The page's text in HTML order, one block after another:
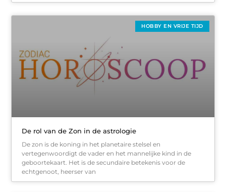
HOBBY EN VRIJE TIJD
De rol van de Zon in de astrologie
De zon is de koning in het planetaire stelsel en
vertegenwoordigt de vader en het mannelijke kind in de
geboortekaart. Het is de secundaire betekenis voor de
echtgenoot, heerser van